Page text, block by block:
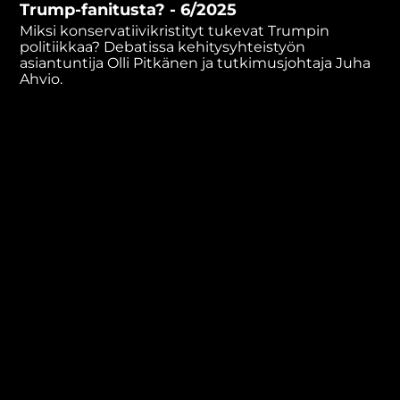
minutes,
54
seconds
Trump-fanitusta? - 6/2025
Miksi konservatiivikristityt tukevat Trumpin
politiikkaa? Debatissa kehitysyhteistyön
asiantuntija Olli Pitkänen ja tutkimusjohtaja Juha
Ahvio.